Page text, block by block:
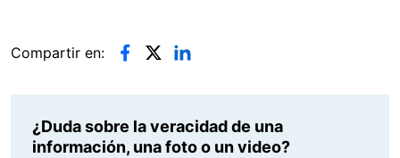
Compartir en:
¿Duda sobre la veracidad de una
información, una foto o un video?